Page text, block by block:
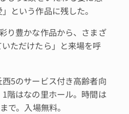
という作品に残した。
り豊かな作品から、さまざ
ただけたら」と来場を呼
5のサービス付き高齢者向
階はなの里ホール。時間は
で。入場無料。